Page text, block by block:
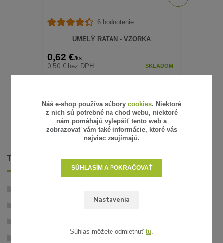
6 hodnotenie
UMELÝ RATAN - VZORKA
0,62 €/ks
0,50 € bez DPH SKLADOM
TOVAR ZARADENÝ V KATEGÓRIÁCH
Náš e-shop používa súbory cookies. Niektoré
z nich sú potrebné na chod webu, niektoré
nám pomáhajú vylepšiť tento web a
zobrazovať vám také informácie, ktoré vás
najviac zaujímajú.
Nastavenia
SÚHLASÍM A POKRAČOVAŤ
Súhlas môžete odmietnuť tu.